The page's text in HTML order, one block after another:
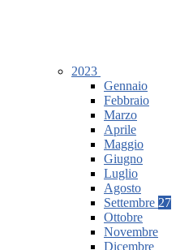
2023
Gennaio
Febbraio
Marzo
Aprile
Maggio
Giugno
Luglio
Agosto
Settembre 27
Ottobre
Novembre
Dicembre